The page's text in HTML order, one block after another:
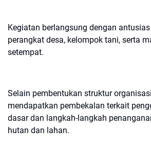
Kegiatan berlangsung dengan
perangkat desa, kelompok tani, serta
setempat.
Selain pembentukan struktur
mendapatkan pembekalan terkait
dasar dan langkah-langkah
hutan dan lahan.